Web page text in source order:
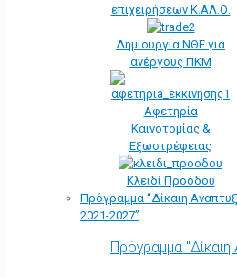
επιχειρήσεων Κ.ΑΛ.Ο.
Δημιουργία ΝΘΕ για
ανέργους ΠΚΜ
Αφετηρία
Kαινοτομίας &
Εξωστρέφειας
Κλειδί Προόδου
Πρόγραμμα “Δίκαιη
2021-2027”
Πρόγραμμα